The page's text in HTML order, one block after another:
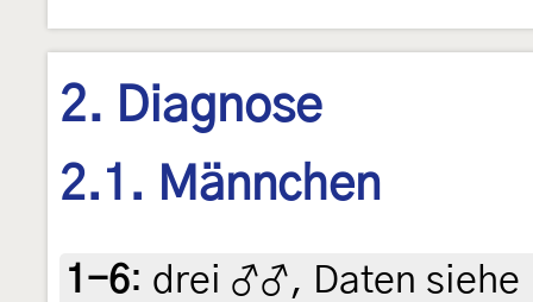
2. Diagnose
2.1. Männchen
1-6: drei ♂♂, Daten siehe